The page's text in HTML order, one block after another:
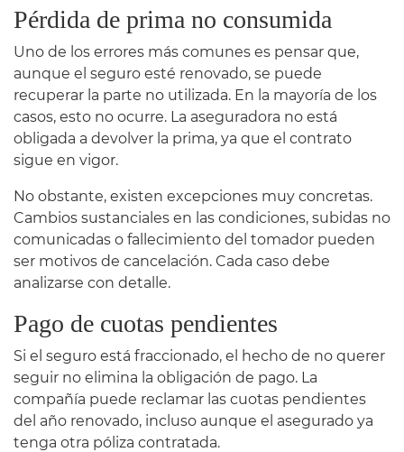
Pérdida de prima no consumida
Uno de los errores más comunes es pensar que,
aunque el seguro esté renovado, se puede
recuperar la parte no utilizada. En la mayoría de los
casos, esto no ocurre. La aseguradora no está
obligada a devolver la prima, ya que el contrato
sigue en vigor.
No obstante, existen excepciones muy concretas.
Cambios sustanciales en las condiciones, subidas no
comunicadas o fallecimiento del tomador pueden
ser motivos de cancelación. Cada caso debe
analizarse con detalle.
Pago de cuotas pendientes
Si el seguro está fraccionado, el hecho de no querer
seguir no elimina la obligación de pago. La
compañía puede reclamar las cuotas pendientes
del año renovado, incluso aunque el asegurado ya
tenga otra póliza contratada.